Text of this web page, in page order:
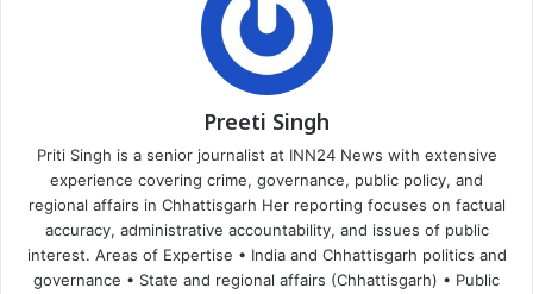
Preeti Singh
Priti Singh is a senior journalist at INN24 News with extensive
experience covering crime, governance, public policy, and
regional affairs in Chhattisgarh Her reporting focuses on factual
accuracy, administrative accountability, and issues of public
interest. Areas of Expertise • India and Chhattisgarh politics and
governance • State and regional affairs (Chhattisgarh) • Public